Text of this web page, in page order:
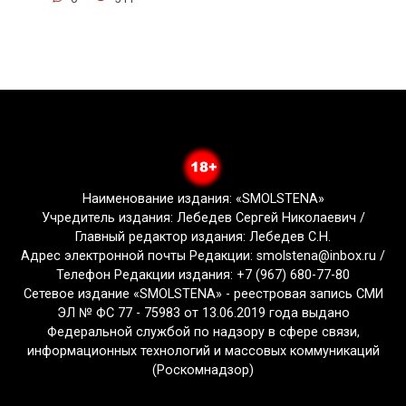
Наименование издания: «SMOLSTENA»
Учредитель издания: Лебедев Сергей Николаевич /
Главный редактор издания: Лебедев С.Н.
Адрес электронной почты Редакции: smolstena@inbox.ru /
Телефон Редакции издания: +7 (967) 680-77-80
Сетевое издание «SMOLSTENA» - реестровая запись СМИ
ЭЛ № ФС 77 - 75983 от 13.06.2019 года выдано
Федеральной службой по надзору в сфере связи,
информационных технологий и массовых коммуникаций
(Роскомнадзор)